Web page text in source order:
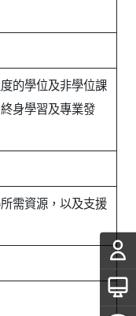
的學位及非學位課
身學習及專業發
需資源，以及支援